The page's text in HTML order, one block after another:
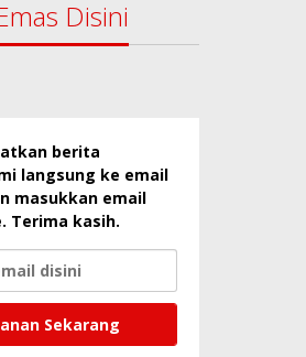
Disini
berita
langsung ke email
masukkan email
Terima kasih.